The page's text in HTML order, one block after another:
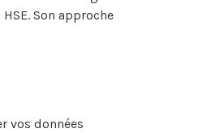
Son approche
vos données